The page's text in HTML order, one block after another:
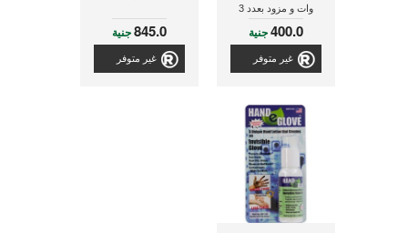
وات و مزود بعدد 3
سرعات
400.0جنية
غير متوفر
845.0جنية
غير متوفر